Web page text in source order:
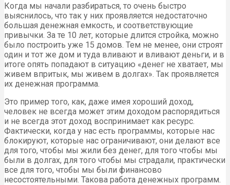
Когда мы начали разбираться, то очень быстро
выяснилось, что так у них проявляется недостаточно
большая денежная емкость, и соответствующие
привычки. За те 10 лет, которые длится стройка, можно
было построить уже 15 домов. Тем не менее, они строят
один и тот же дом и туда вливают и вливают деньги, и в
итоге опять попадают в ситуацию «денег не хватает, мы
живем впритык, мы живем в долгах». Так проявляется
их денежная программа.
Это пример того, как, даже имея хороший доход,
человек не всегда может этим доходом распорядиться
и не всегда этот доход воспринимает как ресурс.
Фактически, когда у нас есть программы, которые нас
блокируют, которые нас ограничивают, они делают все
для того, чтобы мы жили без денег, для того чтобы мы
были в долгах, для того чтобы мы страдали, практически
все для того, чтобы мы были финансово
несостоятельными. Такова работа денежных программ.